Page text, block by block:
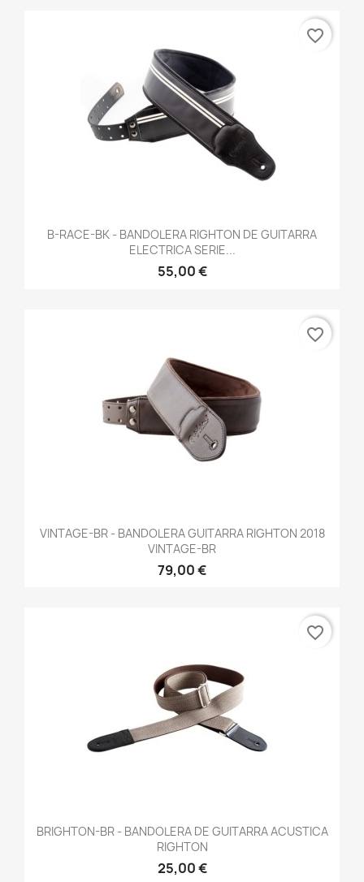
B-RACE-BK - BANDOLERA RIGHTON DE GUITARRA
ELECTRICA SERIE...
55,00 €
favorite_border
VINTAGE-BR - BANDOLERA GUITARRA RIGHTON 2018
VINTAGE-BR
79,00 €
favorite_border
BRIGHTON-BR - BANDOLERA DE GUITARRA ACUSTICA
RIGHTON
25,00 €
favorite_border